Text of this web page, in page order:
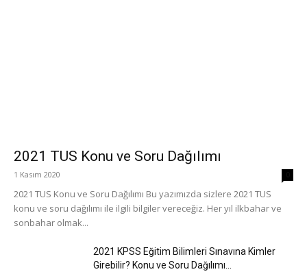
2021 TUS Konu ve Soru Dağılımı
1 Kasım 2020
2021 TUS Konu ve Soru Dağılımı Bu yazımızda sizlere 2021 TUS
konu ve soru dağılımı ile ilgili bilgiler vereceğiz. Her yıl ilkbahar ve
sonbahar olmak...
2021 KPSS Eğitim Bilimleri Sınavına Kimler
Girebilir? Konu ve Soru Dağılımı...